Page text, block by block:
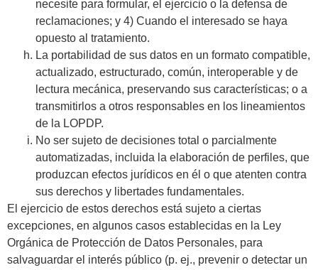
necesite para formular, el ejercicio o la defensa de
reclamaciones; y 4) Cuando el interesado se haya
opuesto al tratamiento.
La portabilidad de sus datos en un formato compatible,
actualizado, estructurado, común, interoperable y de
lectura mecánica, preservando sus características; o a
transmitirlos a otros responsables en los lineamientos
de la LOPDP.
No ser sujeto de decisiones total o parcialmente
automatizadas, incluida la elaboración de perfiles, que
produzcan efectos jurídicos en él o que atenten contra
sus derechos y libertades fundamentales.
El ejercicio de estos derechos está sujeto a ciertas
excepciones, en algunos casos establecidas en la Ley
Orgánica de Protección de Datos Personales, para
salvaguardar el interés público (p. ej., prevenir o detectar un